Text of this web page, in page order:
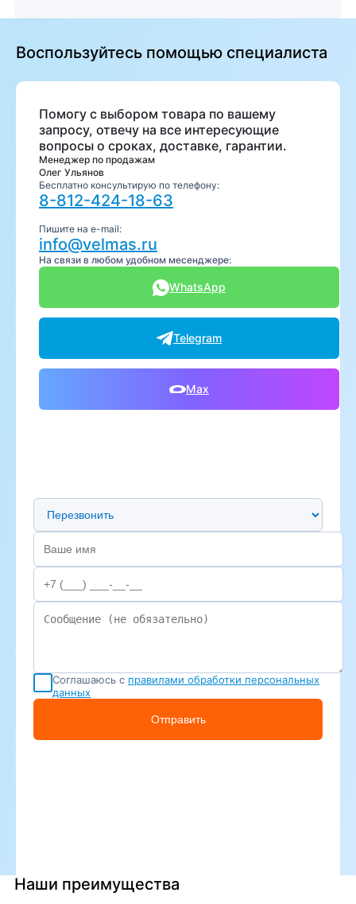
Воспользуйтесь помощью специалиста
Помогу с выбором товара по вашему
запросу, отвечу на все интересующие
вопросы о сроках, доставке, гарантии.
Менеджер по продажам
Олег Ульянов
Бесплатно консультирую по телефону:
8-812-424-18-63
Пишите на e-mail:
info@velmas.ru
На связи в любом удобном месенджере:
WhatsApp
Telegram
Max
Предпочтительный способ связи
Соглашаюсь с правилами обработки персональных
данных
Отправить
Наши преимущества